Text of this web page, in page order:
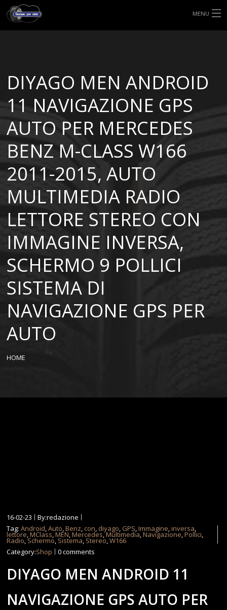
MENU
MISURE GOMME
BLOG
SHOP
DIYAGO MEN ANDROID
11 NAVIGAZIONE GPS
AUTO PER MERCEDES
BENZ M-CLASS W166
2011-2015, AUTO
MULTIMEDIA RADIO
LETTORE STEREO CON
IMMAGINE INVERSA,
SCHERMO 9 POLLICI
SISTEMA DI
NAVIGAZIONE GPS PER
AUTO
HOME
16-02-23
By:redazione
Tag:Android,Auto,Benz, con, diyago, GPS,Immagine,inversa,
lettore,MClass,MEN,Mercedes,Multimedia,Navigazione,Pollici,
Radio,Schermo, Sistema, Stereo,W166
Category:Shop 0 comments
DIYAGO MEN ANDROID 11
NAVIGAZIONE GPS AUTO PER